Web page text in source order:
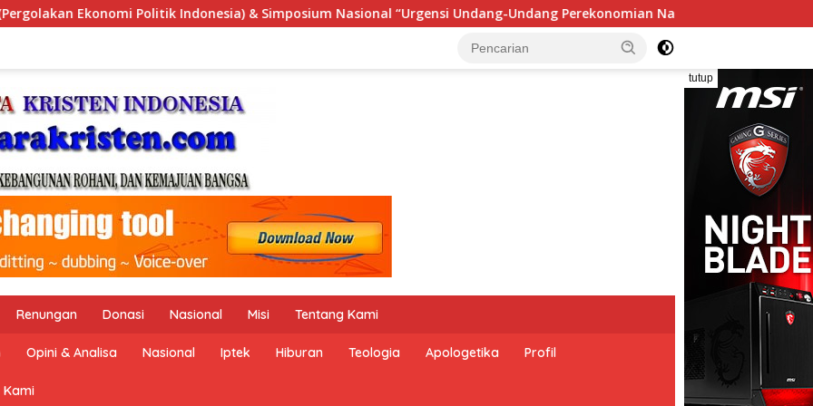
Nasional “Urgensi Undang-Undang Perekonomian Nasional dan Kesejahteraan Sosial dalam Menata Bangsa Menuju
tutup
Renungan Donasi Nasional Misi Tentang Kami
Opini & Analisa Nasional Iptek Hiburan Teologia Apologetika Profil
Kami